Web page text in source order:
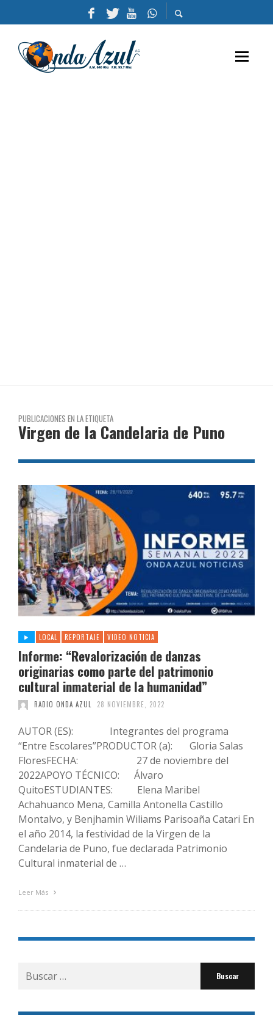
PUBLICACIONES EN LA ETIQUETA
Virgen de la Candelaria de Puno
LOCAL REPORTAJE VIDEO NOTICIA
Informe: “Revalorización de danzas
originarias como parte del patrimonio
cultural inmaterial de la humanidad”
RADIO ONDA AZUL 28 NOVIEMBRE, 2022
AUTOR (ES): Integrantes del programa
“Entre Escolares”PRODUCTOR (a): Gloria Salas
FloresFECHA: 27 de noviembre del
2022APOYO TÉCNICO: Álvaro
QuitoESTUDIANTES: Elena Maribel
Achahuanco Mena, Camilla Antonella Castillo
Montalvo, y Benjhamin Wiliams Parisoaña Catari En
el año 2014, la festividad de la Virgen de la
Candelaria de Puno, fue declarada Patrimonio
Cultural inmaterial de …
Leer Más
Buscar
por: